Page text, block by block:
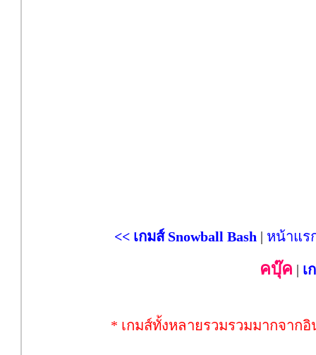
<< เกมส์ Snowball Bash | หน้าแร
คบุ๊ค | เ
* เกมส์ทั้งหลายรวมรวมมากจาก